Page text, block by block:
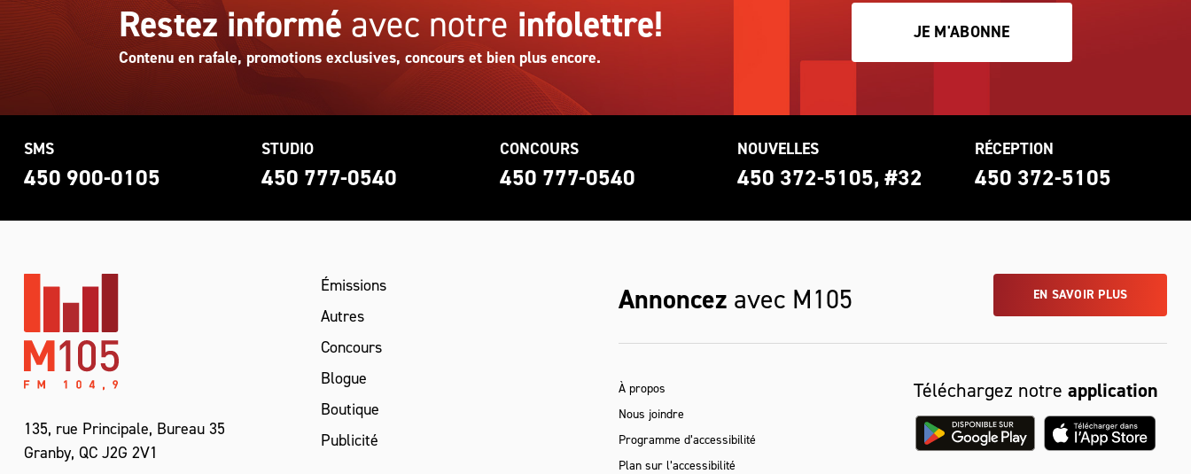
Restez informé avec notre infolettre!
Contenu en rafale, promotions exclusives, concours et bien plus encore.
JE M'ABONNE
SMS
450 900-0105
STUDIO
450 777-0540
CONCOURS
450 777-0540
NOUVELLES
450 372-5105, #32
RÉCEPTION
450 372-5105
135, rue Principale, Bureau 35
Granby, QC J2G 2V1
Émissions
Autres
Concours
Blogue
Boutique
Publicité
Annoncez avec M105 EN SAVOIR PLUS
À propos
Nous joindre
Programme d’accessibilité
Plan sur l’accessibilité
Téléchargez notre application